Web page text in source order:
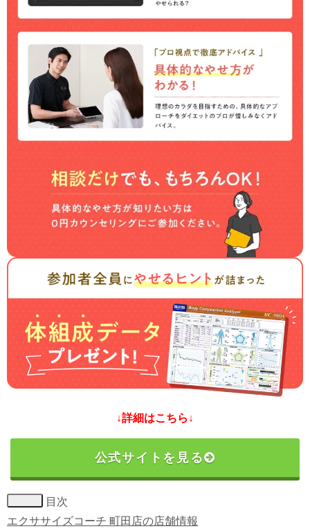
↓詳細はこちら↓
公式サイトを見る
目次
エクササイズコーチ 町田店の店舗情報